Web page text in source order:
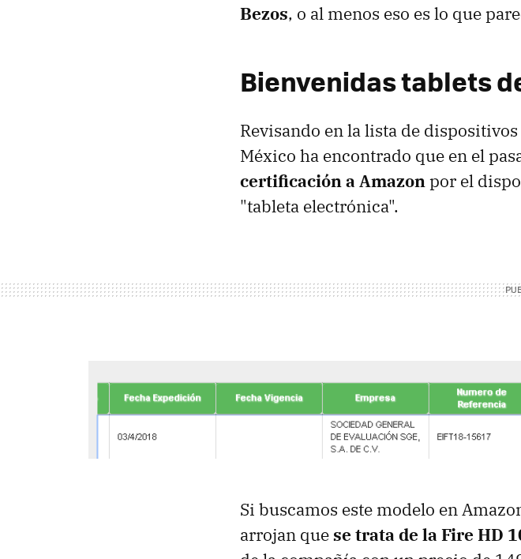
Bezos, o al menos eso es lo que
Bienvenidas tablets
Revisando en la lista de
México ha encontrado que en el
certificación a Amazonpor el
"tableta electrónica".
Si buscamos este modelo en
arrojan quese trata de la Fire HD